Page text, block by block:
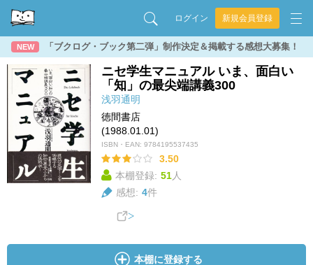
ログイン 新規会員登録
NEW 「ブクログ・ブック第二弾」制作決定＆掲載する感想大募集！
ニセ学生マニュアル いま、面白い
「知」の最尖端講義300
浅羽通明
徳間書店
(1988.01.01)
ISBN・EAN: 9784195537435
3.50
本棚登録: 51人
感想: 4件
本棚に登録する